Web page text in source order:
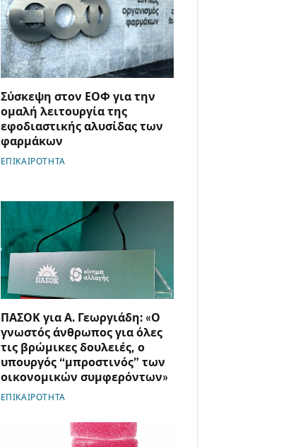
Σύσκεψη στον ΕΟΦ για την
ομαλή λειτουργία της
εφοδιαστικής αλυσίδας των
φαρμάκων
ΕΠΙΚΑΙΡΟΤΗΤΑ
ΠΑΣΟΚ για Α. Γεωργιάδη: «Ο
γνωστός άνθρωπος για όλες
τις βρώμικες δουλειές, ο
υπουργός “μπροστινός” των
οικονομικών συμφερόντων»
ΕΠΙΚΑΙΡΟΤΗΤΑ